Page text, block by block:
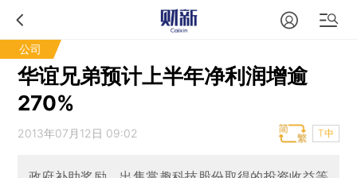
公司
华谊兄弟预计上半年净利润增逾
270%
2013年07月12日 09:02 T中